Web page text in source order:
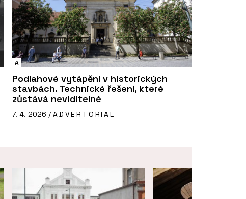
A
Podlahové vytápění v historických
stavbách. Technické řešení, které
zůstává neviditelné
7. 4. 2026 / ADVERTORIAL